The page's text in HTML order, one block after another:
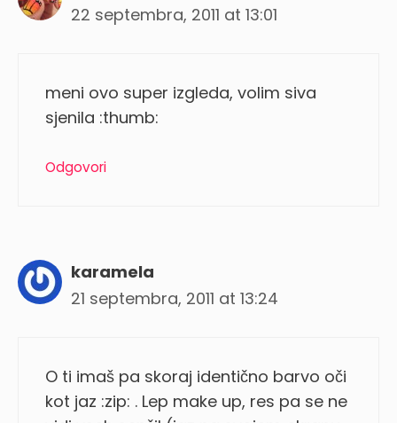
22 septembra, 2011 at 13:01
meni ovo super izgleda, volim siva
sjenila :thumb:
Odgovori
karamela
21 septembra, 2011 at 13:24
O ti imaš pa skoraj identično barvo oči
kot jaz :zip: . Lep make up, res pa se ne